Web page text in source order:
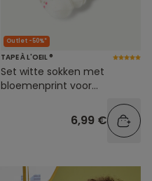
Outlet -50%*
TAPE À L'OEIL ®
Set witte sokken met
bloemenprint voor
6,99 €